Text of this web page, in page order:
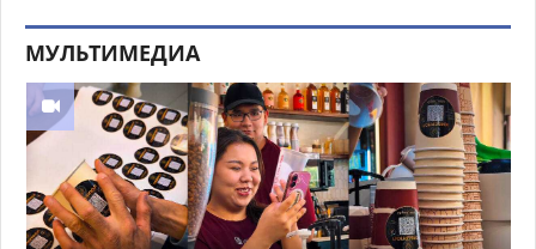
МУЛЬТИМЕДИА